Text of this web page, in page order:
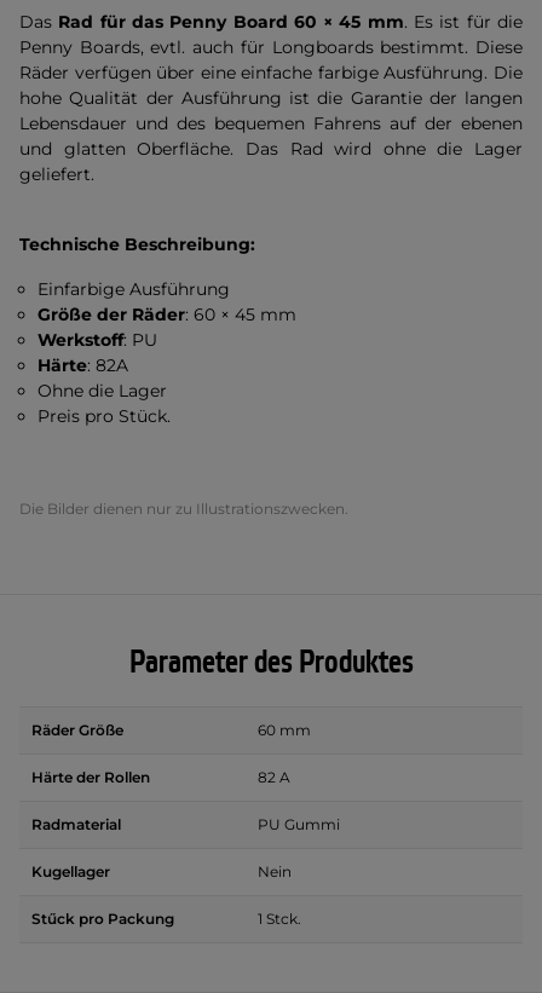
Das Rad für das Penny Board 60 × 45 mm. Es ist für die
Penny Boards, evtl. auch für Longboards bestimmt. Diese
Räder verfügen über eine einfache farbige Ausführung. Die
hohe Qualität der Ausführung ist die Garantie der langen
Lebensdauer und des bequemen Fahrens auf der ebenen
und glatten Oberfläche. Das Rad wird ohne die Lager
geliefert.
Technische Beschreibung:
Einfarbige Ausführung
Größe der Räder: 60 × 45 mm
Werkstoff: PU
Härte: 82A
Ohne die Lager
Preis pro Stück.
Die Bilder dienen nur zu Illustrationszwecken.
Parameter des Produktes
Räder Größe 60 mm
Härte der Rollen 82 A
Radmaterial PU Gummi
Kugellager Nein
Stűck pro Packung 1 Stck.